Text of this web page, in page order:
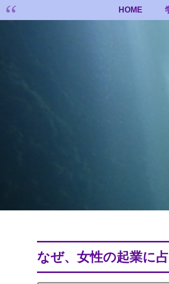
HOME
なぜ、女性の起業に